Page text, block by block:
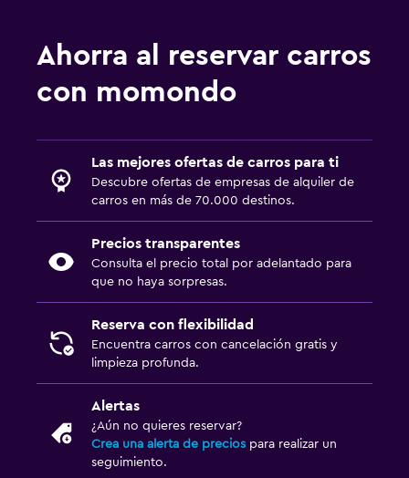
Ahorra al reservar carros
con momondo
Las mejores ofertas de carros para ti
Descubre ofertas de empresas de alquiler de
carros en más de 70.000 destinos.
Precios transparentes
Consulta el precio total por adelantado para
que no haya sorpresas.
Reserva con flexibilidad
Encuentra carros con cancelación gratis y
limpieza profunda.
Alertas
¿Aún no quieres reservar?
Crea una alerta de precios para realizar un
seguimiento.